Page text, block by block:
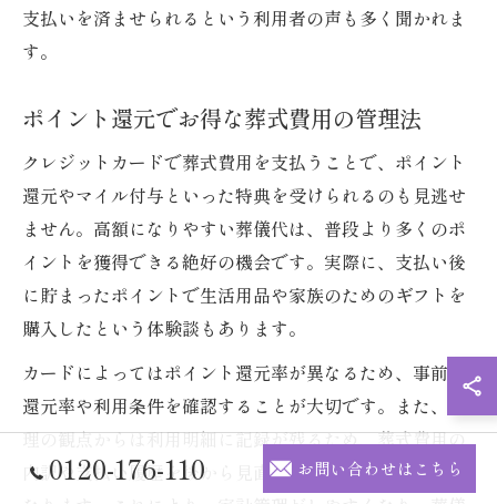
支払いを済ませられるという利用者の声も多く聞かれま
す。
ポイント還元でお得な葬式費用の管理法
クレジットカードで葬式費用を支払うことで、ポイント
還元やマイル付与といった特典を受けられるのも見逃せ
ません。高額になりやすい葬儀代は、普段より多くのポ
イントを獲得できる絶好の機会です。実際に、支払い後
に貯まったポイントで生活用品や家族のためのギフトを
購入したという体験談もあります。
カードによってはポイント還元率が異なるため、事前に
還元率や利用条件を確認することが大切です。また、管
理の観点からは利用明細に記録が残るため、葬式費用の
内訳や支払い履歴を後から見直しやすい点もメリットと
0120-176-110 お問い合わせはこちら